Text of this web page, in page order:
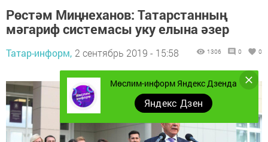
Рөстәм Миңнеханов: Татарстанның
мәгариф системасы уку елына әзер
Татар-информ, 2 сентябрь 2019 - 15:58 1306 0 0
Мөслим-информ Яндекс Дзенда
Яндекс Дзен